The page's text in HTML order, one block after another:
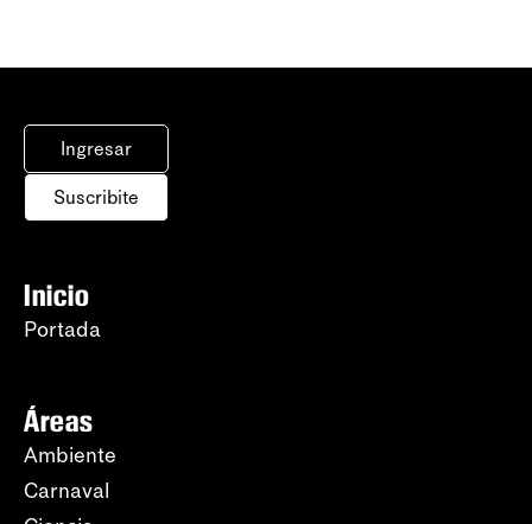
Ingresar
Suscribite
Inicio
Portada
Áreas
Ambiente
Carnaval